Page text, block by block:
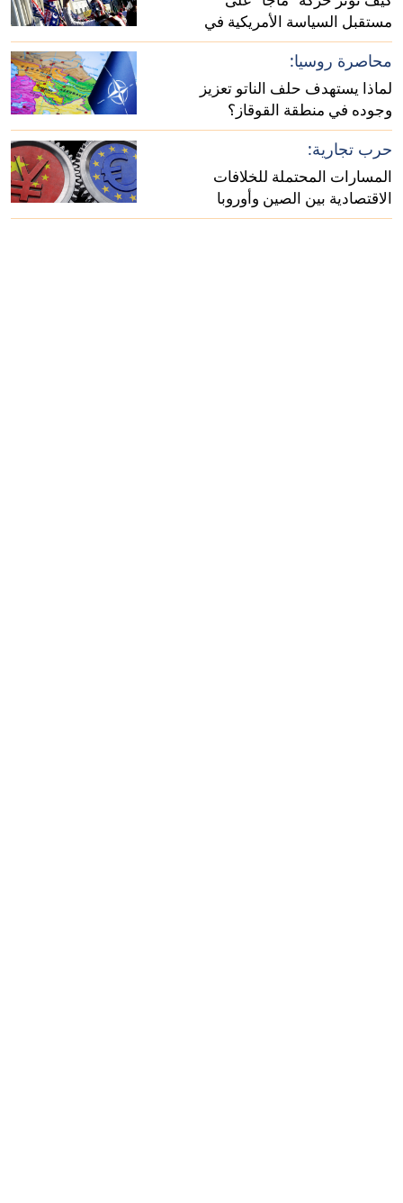
مستقبل السياسة الأمريكية في
أفريقيا؟
محاصرة روسيا:
لماذا يستهدف حلف الناتو تعزيز
وجوده في منطقة القوقاز؟
حرب تجارية:
المسارات المحتملة للخلافات
الاقتصادية بين الصين وأوروبا